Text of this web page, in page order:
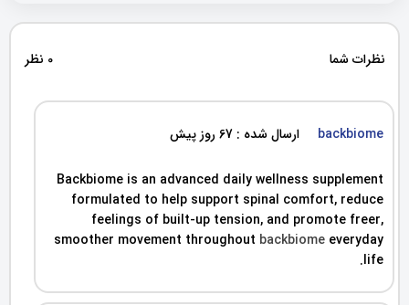
نظرات شما 0 نظر
backbiome ارسال شده : 67 روز پیش
Backbiome is an advanced daily wellness supplement
formulated to help support spinal comfort, reduce
feelings of built-up tension, and promote freer,
smoother movement throughout backbiome everyday
life.